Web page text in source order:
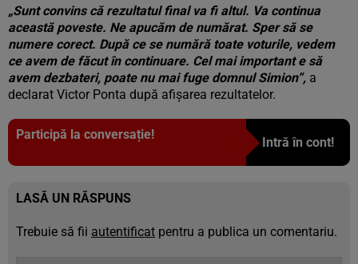
„Sunt convins că rezultatul final va fi altul. Va continua
această poveste. Ne apucăm de numărat. Sper să se
numere corect. După ce se numără toate voturile, vedem
ce avem de făcut în continuare. Cel mai important e să
avem dezbateri, poate nu mai fuge domnul Simion”, a
declarat Victor Ponta după afişarea rezultatelor.
Participă la conversație!
Intră în cont!
LASĂ UN RĂSPUNS
Trebuie să fii autentificat pentru a publica un comentariu.